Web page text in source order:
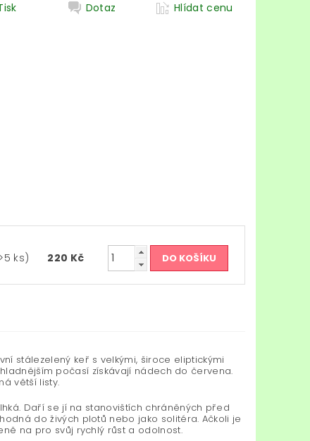
Dotaz Hlídat cenu
ks) 220 Kč
stálezelený keř s velkými, široce eliptickými
počasí získávají nádech do červena.
větší listy.
Daří se jí na stanovištích chráněných před
do živých plotů nebo jako solitéra. Ačkoli je
na pro svůj rychlý růst a odolnost.